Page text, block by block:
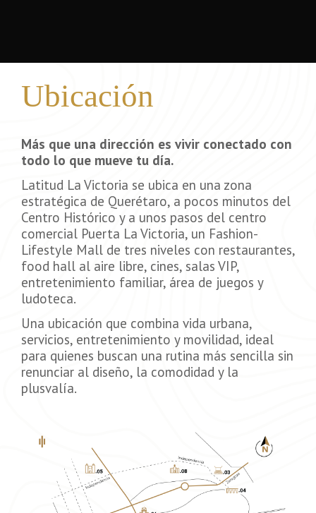
Ubicación
Más que una dirección es vivir conectado con
todo lo que mueve tu día.
Latitud La Victoria se ubica en una zona
estratégica de Querétaro, a pocos minutos del
Centro Histórico y a unos pasos del centro
comercial Puerta La Victoria, un Fashion-
Lifestyle Mall de tres niveles con restaurantes,
food hall al aire libre, cines, salas VIP,
entretenimiento familiar, área de juegos y
ludoteca.
Una ubicación que combina vida urbana,
servicios, entretenimiento y movilidad, ideal
para quienes buscan una rutina más sencilla sin
renunciar al diseño, la comodidad y la
plusvalía.